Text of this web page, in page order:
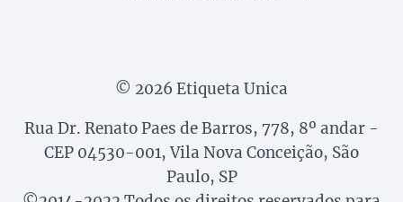
© 2026 Etiqueta Unica
Rua Dr. Renato Paes de Barros, 778, 8º andar -
CEP 04530-001, Vila Nova Conceição, São
Paulo, SP